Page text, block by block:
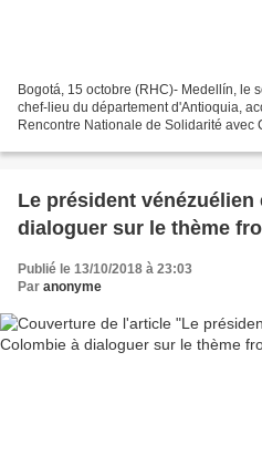
Bogotá, 15 octobre (RHC)- Medellín, le
chef-lieu du département d'Antioquia,
Rencontre Nationale de Solidarité avec
Le président
dialoguer sur le thème
Publié le 13/10/2018 à 23:03
Par anonyme